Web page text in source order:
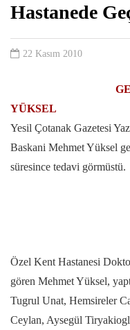
Hastanede
22 Kasım 2010
YÜKSEL
Yesil Çotanak Gazetesi
Baskani Mehmet Yüksel
süresince tedavi görmüstü.
Özel Kent Hastanesi
gören Mehmet Yüksel,
Tugrul Unat, Hemsireler
Ceylan, Aysegül